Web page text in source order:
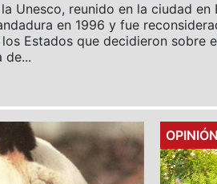
Unesco, reunido en la ciudad en
en 1996 y fue
Estados que decidieron sobre
de...
Details
OPINIÓN